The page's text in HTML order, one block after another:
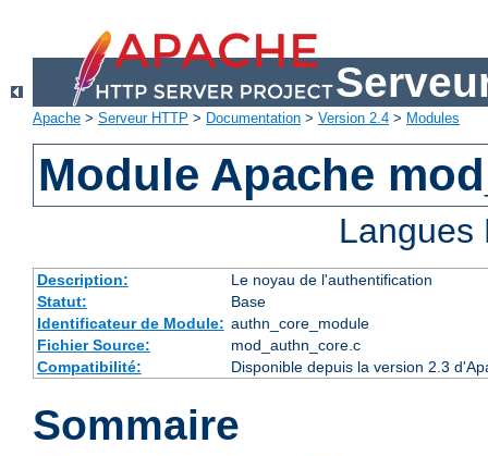
Apache > Serveur HTTP > Documentation > Version 2.4 > Modules
Module Apache
Description:
Le noyau de l'authentification
Statut:
Base
Identificateur de Module: authn_core_module
Fichier Source:
mod_authn_core.c
Compatibilité:
Disponible depuis la version 2.3
Sommaire